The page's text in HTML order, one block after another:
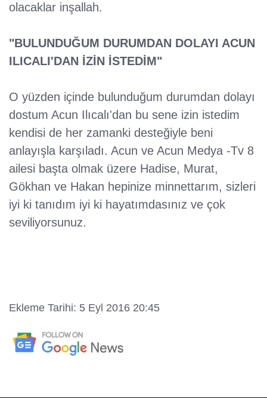
olacaklar inşallah.
"BULUNDUĞUM DURUMDAN DOLAYI ACUN
ILICALI'DAN İZİN İSTEDİM"
O yüzden içinde bulunduğum durumdan dolayı
dostum Acun Ilıcalı'dan bu sene izin istedim
kendisi de her zamanki desteğiyle beni
anlayışla karşıladı. Acun ve Acun Medya -Tv 8
ailesi başta olmak üzere Hadise, Murat,
Gökhan ve Hakan hepinize minnettarım, sizleri
iyi ki tanıdım iyi ki hayatımdasınız ve çok
seviliyorsunuz.
Ekleme Tarihi: 5 Eyl 2016 20:45